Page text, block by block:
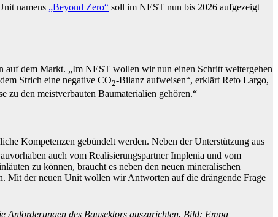
namens „Beyond Zero“ soll im NEST nun bis 2026 aufgezeigt
auf dem Markt. „Im NEST wollen wir nun einen Schritt weitergehen
Strich eine negative CO2-Bilanz aufweisen“, erklärt Reto Largo,
zu den meistverbauten Baumaterialien gehören.“
Kompetenzen gebündelt werden. Neben der Unterstützung aus
auch vom Realisierungspartner Implenia und vom
zu können, braucht es neben den neuen mineralischen
Mit der neuen Unit wollen wir Antworten auf die drängende Frage
Anforderungen des Bausektors auszurichten. Bild: Empa